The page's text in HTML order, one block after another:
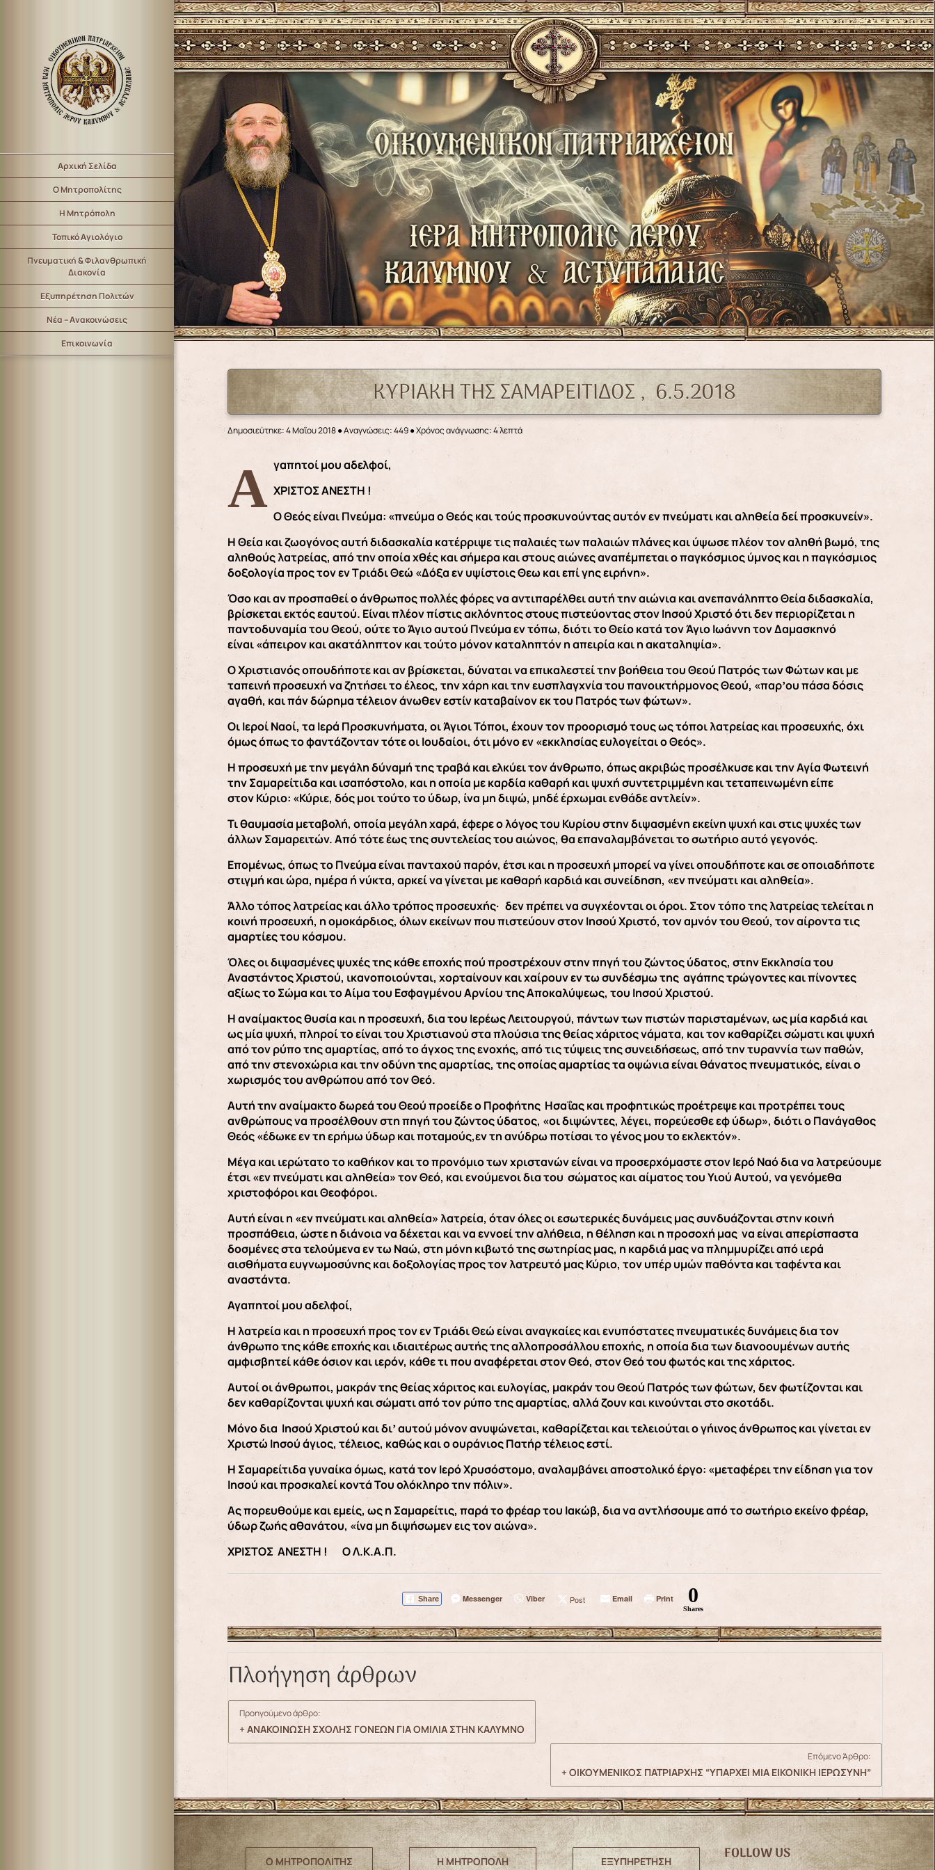
Αρχική Σελίδα
Ο Μητροπολίτης
Η Μητρόπολη
Τοπικό Αγιολόγιο
Πνευματική & Φιλανθρωπική
Διακονία
Εξυπηρέτηση Πολιτών
Νέα – Ανακοινώσεις
Επικοινωνία
ΚΥΡΙΑΚΗ ΤΗΣ ΣΑΜΑΡΕΙΤΙΔΟΣ , 6.5.2018
Δημοσιεύτηκε: 4 Μαΐου 2018●Αναγνώσεις: 449● Χρόνος ανάγνωσης: 4 λεπτά
Αγαπητοί μου αδελφοί,
ΧΡΙΣΤΟΣ ΑΝΕΣΤΗ !
Ο Θεός είναι Πνεύμα: «πνεύμα ο Θεός και τούς προσκυνούντας αυτόν εν πνεύματι και αληθεία δεί προσκυνείν».
Η Θεία και ζωογόνος αυτή διδασκαλία κατέρριψε τις παλαιές των παλαιών πλάνες και ύψωσε πλέον τον αληθή βωμό, της
αληθούς λατρείας, από την οποία χθές και σήμερα και στους αιώνες αναπέμπεται ο παγκόσμιος ύμνος και η παγκόσμιος
δοξολογία προς τον εν Τριάδι Θεώ «Δόξα εν υψίστοις Θεω και επί γης ειρήνη».
Όσο και αν προσπαθεί ο άνθρωπος πολλές φόρες να αντιπαρέλθει αυτή την αιώνια και ανεπανάληπτο Θεία διδασκαλία,
βρίσκεται εκτός εαυτού. Είναι πλέον πίστις ακλόνητος στους πιστεύοντας στον Ιησού Χριστό ότι δεν περιορίζεται η
παντοδυναμία του Θεού, ούτε το Άγιο αυτού Πνεύμα εν τόπω, διότι το Θείο κατά τον Άγιο Ιωάννη τον Δαμασκηνό
είναι «άπειρον και ακατάληπτον και τούτο μόνον καταληπτόν η απειρία και η ακαταληψία».
Ο Χριστιανός οπουδήποτε και αν βρίσκεται, δύναται να επικαλεστεί την βοήθεια του Θεού Πατρός των Φώτων και με
ταπεινή προσευχή να ζητήσει το έλεος, την χάρη και την ευσπλαγχνία του πανοικτήρμονος Θεού, «παρʼου πάσα δόσις
αγαθή, και πάν δώρημα τέλειον άνωθεν εστίν καταβαίνoν εκ του Πατρός των φώτων».
Οι Ιεροί Ναοί, τα Ιερά Προσκυνήματα, οι Άγιοι Τόποι, έχουν τον προορισμό τους ως τόποι λατρείας και προσευχής, όχι
όμως όπως το φαντάζονταν τότε οι Ιουδαίοι, ότι μόνο εν «εκκλησίας ευλογείται ο Θεός».
Η προσευχή με την μεγάλη δύναμή της τραβά και ελκύει τον άνθρωπο, όπως ακριβώς προσέλκυσε και την Αγία Φωτεινή
την Σαμαρείτιδα και ισαπόστολο, και η οποία με καρδία καθαρή και ψυχή συντετριμμένη και τεταπεινωμένη είπε
στον Κύριο: «Κύριε, δός μοι τούτο το ύδωρ, ίνα μη διψώ, μηδέ έρχωμαι ενθάδε αντλείν».
Τι θαυμασία μεταβολή, οποία μεγάλη χαρά, έφερε ο λόγος του Κυρίου στην διψασμένη εκείνη ψυχή και στις ψυχές των
άλλων Σαμαρειτών. Από τότε έως της συντελείας του αιώνος, θα επαναλαμβάνεται το σωτήριο αυτό γεγονός.
Επομένως, όπως το Πνεύμα είναι πανταχού παρόν, έτσι και η προσευχή μπορεί να γίνει οπουδήποτε και σε οποιαδήποτε
στιγμή και ώρα, ημέρα ή νύκτα, αρκεί να γίνεται με καθαρή καρδιά και συνείδηση, «εν πνεύματι και αληθεία».
Άλλο τόπος λατρείας και άλλο τρόπος προσευχής· δεν πρέπει να συγχέονται οι όροι. Στον τόπο της λατρείας τελείται η
κοινή προσευχή, η ομοκάρδιος, όλων εκείνων που πιστεύουν στον Ιησού Χριστό, τον αμνόν του Θεού, τον αίροντα τις
αμαρτίες του κόσμου.
Όλες οι διψασμένες ψυχές της κάθε εποχής πού προστρέχουν στην πηγή του ζώντος ύδατος, στην Εκκλησία του
Αναστάντος Χριστού, ικανοποιούνται, χορταίνουν και χαίρουν εν τω συνδέσμω της αγάπης τρώγοντες και πίνοντες
αξίως το Σώμα και το Αίμα του Εσφαγμένου Αρνίου της Αποκαλύψεως, του Ιησού Χριστού.
Η αναίμακτος θυσία και η προσευχή, δια του Ιερέως Λειτουργού, πάντων των πιστών παρισταμένων, ως μία καρδιά και
ως μία ψυχή, πληροί το είναι του Χριστιανού στα πλούσια της θείας χάριτος νάματα, και τον καθαρίζει σώματι και ψυχή
από τον ρύπο της αμαρτίας, από το άγχος της ενοχής, από τις τύψεις της συνειδήσεως, από την τυραννία των παθών,
από την στενοχώρια και την οδύνη της αμαρτίας, της οποίας αμαρτίας τα οψώνια είναι θάνατος πνευματικός, είναι ο
χωρισμός του ανθρώπου από τον Θεό.
Αυτή την αναίμακτο δωρεά του Θεού προείδε ο Προφήτης Ησαΐας και προφητικώς προέτρεψε και προτρέπει τους
ανθρώπους να προσέλθουν στη πηγή του ζώντος ύδατος, «οι διψώντες, λέγει, πορεύεσθε εφ ύδωρ», διότι ο Πανάγαθος
Θεός «έδωκε εν τη ερήμω ύδωρ και ποταμούς,εν τη ανύδρω ποτίσαι το γένος μου το εκλεκτόν».
Μέγα και ιερώτατο το καθήκον και το προνόμιο των χριστανών είναι να προσερχόμαστε στον Ιερό Ναό δια να λατρεύουμε
έτσι «εν πνεύματι και αληθεία» τον Θεό, και ενούμενοι δια του σώματος και αίματος του Υιού Αυτού, να γενόμεθα
χριστοφόροι και Θεοφόροι.
Αυτή είναι η «εν πνεύματι και αληθεία» λατρεία, όταν όλες οι εσωτερικές δυνάμεις μας συνδυάζονται στην κοινή
προσπάθεια, ώστε η διάνοια να δέχεται και να εννοεί την αλήθεια, η θέληση και η προσοχή μας να είναι απερίσπαστα
δοσμένες στα τελούμενα εν τω Ναώ, στη μόνη κιβωτό της σωτηρίας μας, η καρδιά μας να πλημμυρίζει από ιερά
αισθήματα ευγνωμοσύνης και δοξολογίας προς τον λατρευτό μας Κύριο, τον υπέρ υμών παθόντα και ταφέντα και
αναστάντα.
Αγαπητοί μου αδελφοί,
Η λατρεία και η προσευχή προς τον εν Τριάδι Θεώ είναι αναγκαίες και ενυπόστατες πνευματικές δυνάμεις δια τον
άνθρωπο της κάθε εποχής και ιδιαιτέρως αυτής της αλλοπροσάλλου εποχής, η οποία δια των διανοουμένων αυτής
αμφισβητεί κάθε όσιον και ιερόν, κάθε τι που αναφέρεται στον Θεό, στον Θεό του φωτός και της χάριτος.
Αυτοί οι άνθρωποι, μακράν της θείας χάριτος και ευλογίας, μακράν του Θεού Πατρός των φώτων, δεν φωτίζονται και
δεν καθαρίζονται ψυχή και σώματι από τον ρύπο της αμαρτίας, αλλά ζουν και κινούνται στο σκοτάδι.
Μόνο δια Ιησού Χριστού και διʼ αυτού μόνον ανυψώνεται, καθαρίζεται και τελειούται ο γήινος άνθρωπος και γίνεται εν
Χριστώ Ιησού άγιος, τέλειος, καθώς και ο ουράνιος Πατήρ τέλειος εστί.
Η Σαμαρείτιδα γυναίκα όμως, κατά τον Ιερό Χρυσόστομο, αναλαμβάνει αποστολικό έργο: «μεταφέρει την είδηση για τον
Ιησού και προσκαλεί κοντά Του ολόκληρο την πόλιν».
Ας πορευθούμε και εμείς, ως η Σαμαρείτις, παρά το φρέαρ του Ιακώβ, δια να αντλήσουμε από το σωτήριο εκείνο φρέαρ,
ύδωρ ζωής αθανάτου, «ίνα μη διψήσωμεν εις τον αιώνα».
ΧΡΙΣΤΟΣ ΑΝΕΣΤΗ ! Ο Λ.Κ.Α.Π.
Share Messenger Viber Post Email Print 0
Shares
Πλοήγηση άρθρων
Προηγούμενο άρθρο:
+ ΑΝΑΚΟΙΝΩΣΗ ΣΧΟΛΗΣ ΓΟΝΕΩΝ ΓΙΑ ΟΜΙΛΙΑ ΣΤΗΝ ΚΑΛΥΜΝΟ
Επόμενο Άρθρο:
+ ΟΙΚΟΥΜΕΝΙΚΟΣ ΠΑΤΡΙΑΡΧΗΣ “ΥΠΑΡΧΕΙ ΜΙΑ ΕΙΚΟΝΙΚΗ ΙΕΡΩΣΥΝΗ”
Ο ΜΗΤΡΟΠΟΛΙΤΗΣ Η ΜΗΤΡΟΠΟΛΗ
ΕΞΥΠΗΡΕΤΗΣΗ
FOLLOW US